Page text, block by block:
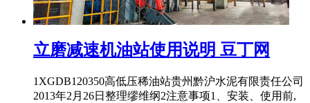
立磨减速机油站使用说明 豆丁网
1XGDB120350高低压稀油站贵州黔沪水泥有限责任公司
2013年2月26日整理缪维纲2注意事项1、安装、使用前,